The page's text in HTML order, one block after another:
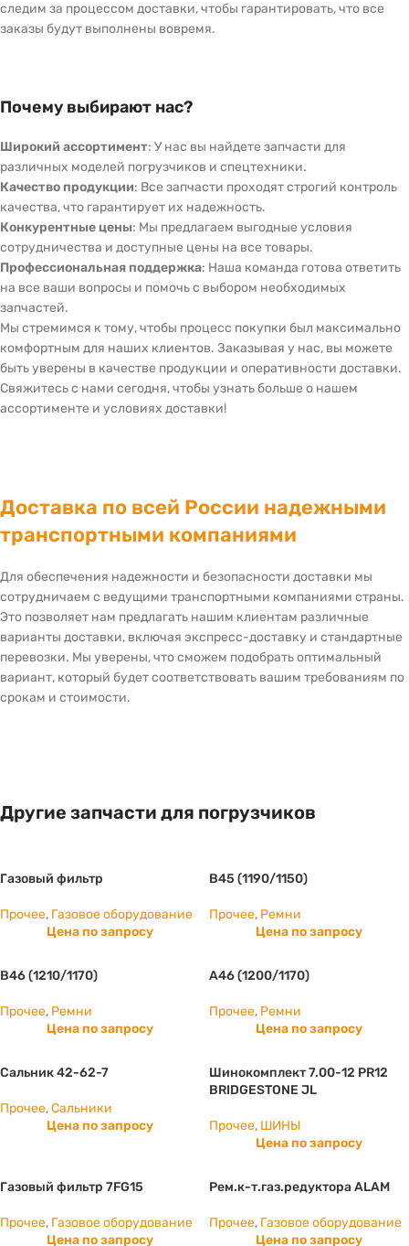
следим за процессом доставки, чтобы гарантировать, что все
заказы будут выполнены вовремя.
Почему выбирают нас?
Широкий ассортимент: У нас вы найдете запчасти для
различных моделей погрузчиков и спецтехники.
Качество продукции: Все запчасти проходят строгий контроль
качества, что гарантирует их надежность.
Конкурентные цены: Мы предлагаем выгодные условия
сотрудничества и доступные цены на все товары.
Профессиональная поддержка: Наша команда готова ответить
на все ваши вопросы и помочь с выбором необходимых
запчастей.
Мы стремимся к тому, чтобы процесс покупки был максимально
комфортным для наших клиентов. Заказывая у нас, вы можете
быть уверены в качестве продукции и оперативности доставки.
Свяжитесь с нами сегодня, чтобы узнать больше о нашем
ассортименте и условиях доставки!
Доставка по всей России надежными
транспортными компаниями
Для обеспечения надежности и безопасности доставки мы
сотрудничаем с ведущими транспортными компаниями страны.
Это позволяет нам предлагать нашим клиентам различные
варианты доставки, включая экспресс-доставку и стандартные
перевозки. Мы уверены, что сможем подобрать оптимальный
вариант, который будет соответствовать вашим требованиям по
срокам и стоимости.
Другие запчасти для погрузчиков
Газовый фильтр
Прочее, Газовое оборудование
Цена по запросу
B45 (1190/1150)
Прочее, Ремни
Цена по запросу
B46 (1210/1170)
Прочее, Ремни
Цена по запросу
А46 (1200/1170)
Прочее, Ремни
Цена по запросу
Сальник 42-62-7
Прочее,Сальники
Цена по запросу
Шинокомплект 7.00-12 PR12
BRIDGESTONE JL
Прочее, ШИНЫ
Цена по запросу
Газовый фильтр 7FG15
Прочее, Газовое оборудование
Цена по запросу
Рем.к-т.газ.редуктора ALAM
Прочее, Газовое оборудование
Цена по запросу